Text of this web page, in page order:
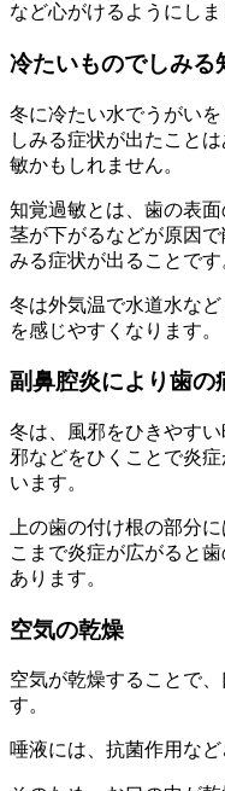
など心がけるようにしま
冷たいものでしみる
冬に冷たい水でうがい
しみる症状が出たこと
敏かもしれません。
知覚過敏とは、歯の表
茎が下がるなどが原因
みる症状が出ることです
冬は外気温で水道水な
を感じやすくなります。
副鼻腔炎により歯の
冬は、風邪をひきやす
邪などをひくことで炎
います。
上の歯の付け根の部分
こまで炎症が広がると
あります。
空気の乾燥
空気が乾燥することで
す。
唾液には、抗菌作用な